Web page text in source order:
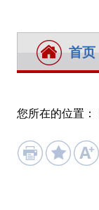
首页
您所在的位置：